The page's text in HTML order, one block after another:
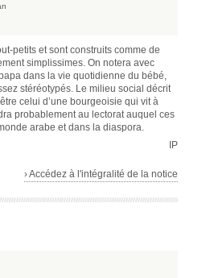
petits et sont construits comme de
simplissimes. On notera avec
dans la vie quotidienne du bébé,
stéréotypés. Le milieu social décrit
celui d’une bourgeoisie qui vit à
probablement au lectorat auquel ces
arabe et dans la diaspora.
IP
› Accédez à l'intégralité de la notice